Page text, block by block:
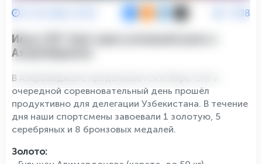
1508
Игры СНГ: Ещё один успешный день в
Азербайджане
В Азербайджане продолжаются III Игры СНГ и
очередной соревновательный день прошёл
продуктивно для делегации Узбекистана. В течение
дня наши спортсмены завоевали 1 золотую, 5
серебряных и 8 бронзовых медалей.
Золото: